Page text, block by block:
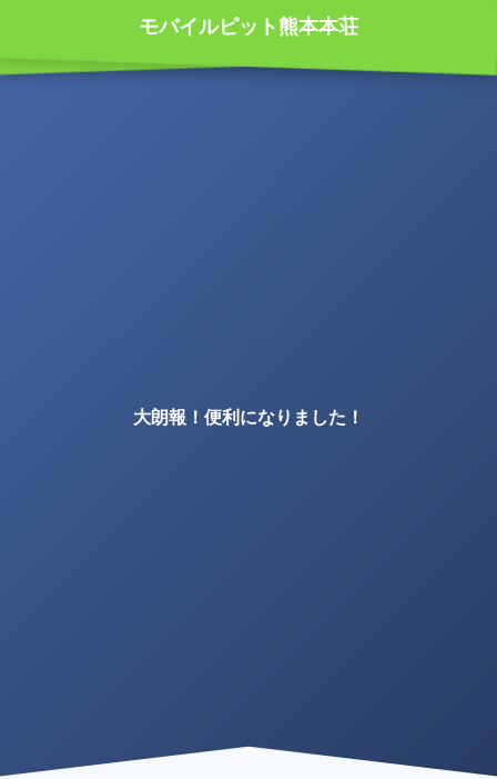
モバイルピット熊本本荘
大朗報！便利になりました！